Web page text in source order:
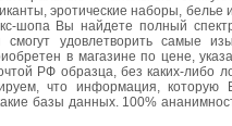
эротические наборы,
шопа Вы найдете полный
удовлетворить самые
в магазине по цене,
РФ образца, без каких-либо
что информация,
базы данных. 100%